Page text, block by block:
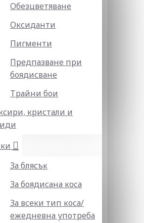
Обезцветяване
Оксиданти
Пигменти
Предпазване при
боядисване
Трайни бои
кристали и
За блясък
За боядисана коса
За всеки тип коса/
ежедневна употреба